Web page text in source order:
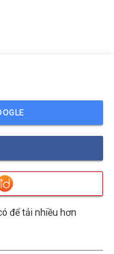
để tải nhiều hơn